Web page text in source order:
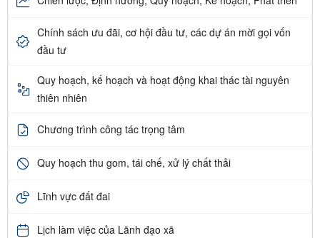
Chính sách ưu đãi, cơ hội đầu tư, các dự án mời gọi vốn
đầu tư
Quy hoạch, kế hoạch và hoạt động khai thác tài nguyên
thiên nhiên
Chương trình công tác trọng tâm
Quy hoạch thu gom, tái chế, xử lý chất thải
Lĩnh vực đất đai
Lịch làm việc của Lãnh đạo xã